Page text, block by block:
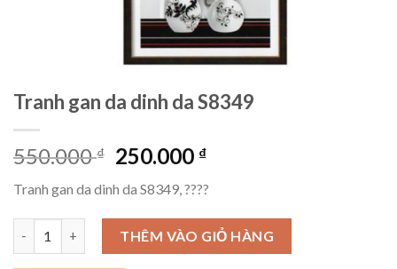
Tranh gan da dinh da S8349
550.000₫ Giá
là:
550.000 ₫.
250.000 ₫Giá
tại
là:
250.000 ₫.
Tranh gan da dinh da S8349, ????
Tranh gan da dinh da S8349 số lượng
THÊM VÀO GIỎ HÀNG